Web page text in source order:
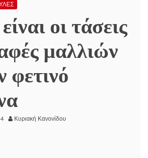
οι τάσεις
μαλλιών
φετινό
Κυριακή Κανονίδου